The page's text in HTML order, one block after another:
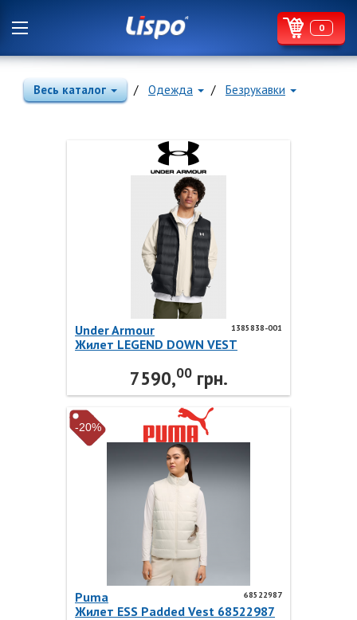
0
Весь каталог Одежда Безрукавки
1385838-001
Under Armour
Жилет LEGEND DOWN VEST
7590,00грн.
-20%
68522987
Puma
Жилет ESS Padded Vest 68522987